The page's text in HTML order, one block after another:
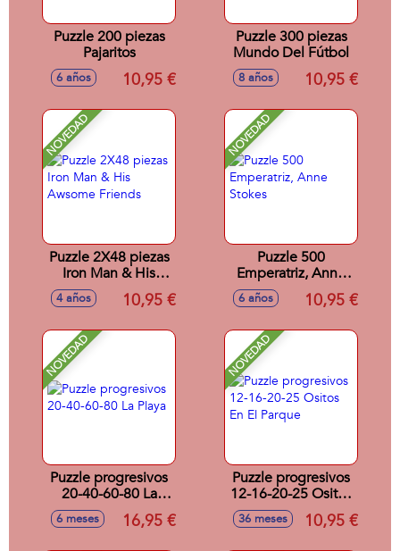
Puzzle 200 piezas
Pajaritos
6 años 10,95 €
Puzzle 300 piezas
Mundo Del Fútbol
8 años 10,95 €
NOVEDAD
Puzzle 2X48 piezas
Iron Man & His
Awsome Friends
4 años 10,95 €
NOVEDAD
Puzzle 500
Emperatriz, Anne
Stokes
6 años 10,95 €
NOVEDAD
Puzzle progresivos
20-40-60-80 La
Playa
6 meses 16,95 €
NOVEDAD
Puzzle progresivos
12-16-20-25 Ositos
En El Parque
36 meses 10,95 €